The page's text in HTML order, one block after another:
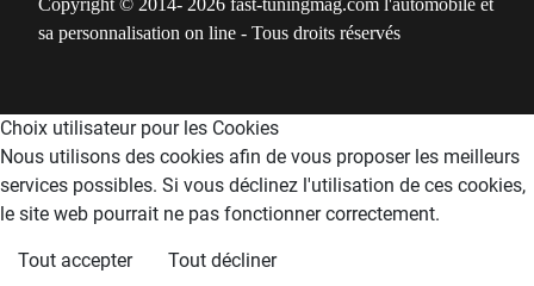
Copyright © 2014- 2026 fast-tuningmag.com l'automobile et
sa personnalisation on line - Tous droits réservés
Choix utilisateur pour les Cookies
Nous utilisons des cookies afin de vous proposer les meilleurs
services possibles. Si vous déclinez l'utilisation de ces cookies,
le site web pourrait ne pas fonctionner correctement.
Tout accepter Tout décliner